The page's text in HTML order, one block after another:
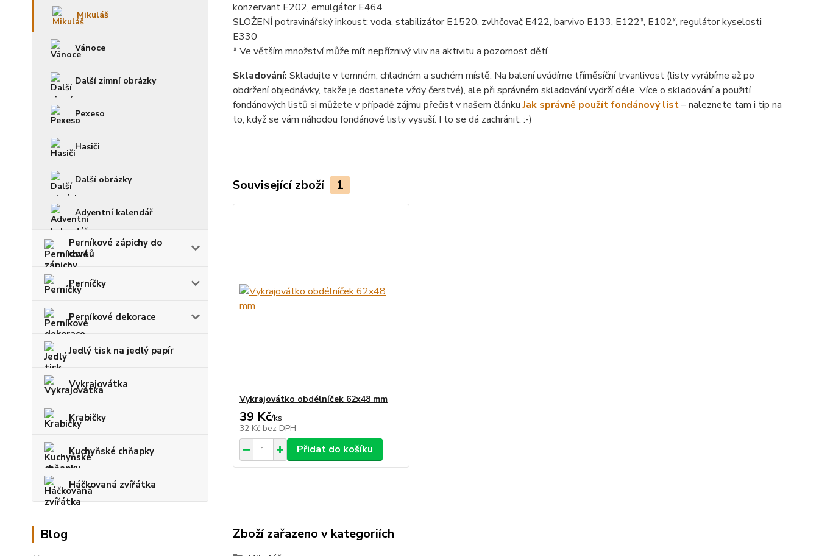
Mikuláš
Vánoce
Další zimní obrázky
Pexeso
Hasiči
Další obrázky
Adventní kalendář
Perníkové zápichy do
dortů
Perníčky
Perníkové dekorace
Jedlý tisk na jedlý papír
Vykrajovátka
Krabičky
Kuchyňské chňapky
Háčkovaná zvířátka
Blog
konzervant E202, emulgátor E464
SLOŽENÍ potravinářský inkoust: voda, stabilizátor E1520, zvlhčovač E422, barvivo E133, E122*, E102*, regulátor kyselosti
E330
* Ve větším množství může mít nepříznivý vliv na aktivitu a pozornost dětí
Skladování: Skladujte v temném, chladném a suchém místě. Na balení uvádíme tříměsíční trvanlivost (listy vyrábíme až po
obdržení objednávky, takže je dostanete vždy čerstvé), ale při správném skladování vydrží déle. Více o skladování a použití
fondánových listů si můžete v případě zájmu přečíst v našem článkuJak správně použít fondánový list– naleznete tam i tip na
to, když se vám náhodou fondánové listy vysuší. I to se dá zachránit. :-)
Související zboží 1
Vykrajovátko obdélníček 62x48 mm
39 Kč/ks
32 Kč bez DPH
Přidat do košíku
Zboží zařazeno v kategoriích